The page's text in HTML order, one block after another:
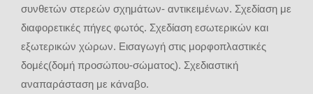
συνθετών στερεών σχημάτων- αντικειμένων. Σχεδίαση με
διαφορετικές πήγες φωτός. Σχεδίαση εσωτερικών και
εξωτερικών χώρων. Εισαγωγή στις μορφοπλαστικές
δομές(δομή προσώπου-σώματος). Σχεδιαστική
αναπαράσταση με κάναβο.